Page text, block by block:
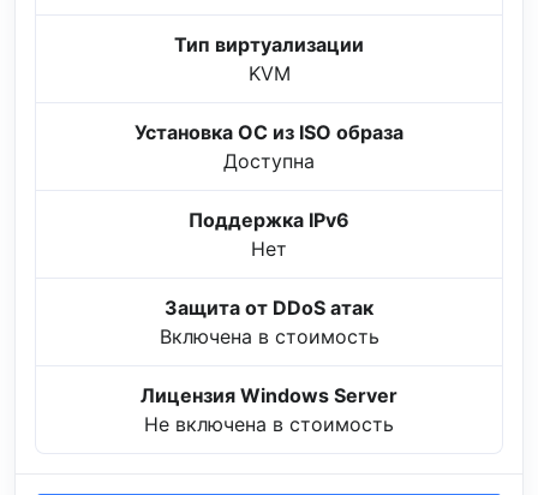
Тип виртуализации
KVM
Установка ОС из ISO образа
Доступна
Поддержка IPv6
Нет
Защита от DDoS атак
Включена в стоимость
Лицензия Windows Server
Не включена в стоимость